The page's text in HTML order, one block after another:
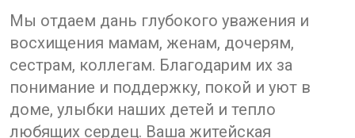
Мы отдаем дань глубокого уважения и
восхищения мамам, женам, дочерям,
сестрам, коллегам. Благодарим их за
понимание и поддержку, покой и уют в
доме, улыбки наших детей и тепло
любящих сердец. Ваша житейская